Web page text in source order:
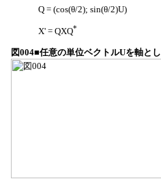
Q = (cos(θ/2); sin(θ/2)U)
X' = QXQ*
図004■任意の単位ベクトルUを軸と